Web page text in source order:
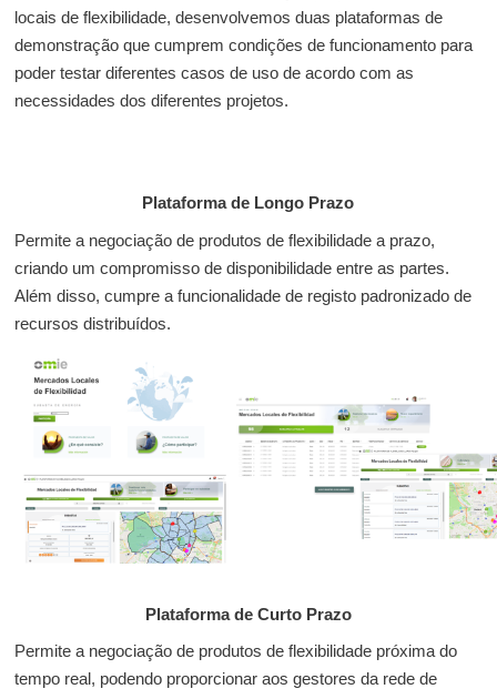
locais de flexibilidade, desenvolvemos duas plataformas de
demonstração que cumprem condições de funcionamento para
poder testar diferentes casos de uso de acordo com as
necessidades dos diferentes projetos.
Plataforma de Longo Prazo
Permite a negociação de produtos de flexibilidade a prazo,
criando um compromisso de disponibilidade entre as partes.
Além disso, cumpre a funcionalidade de registo padronizado de
recursos distribuídos.
Plataforma de Curto Prazo
Permite a negociação de produtos de flexibilidade próxima do
tempo real, podendo proporcionar aos gestores da rede de